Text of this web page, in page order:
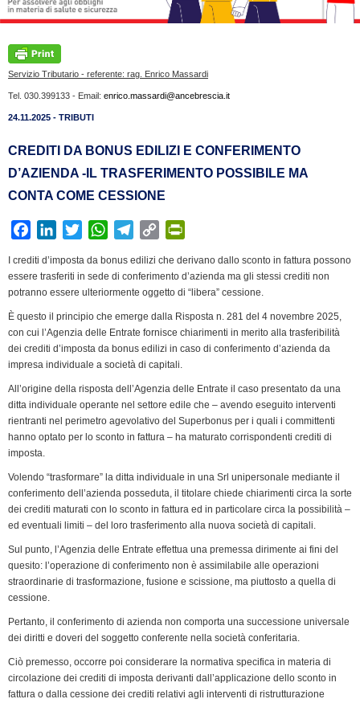
Servizio Tributario - referente: rag. Enrico Massardi
Tel. 030.399133 - Email: enrico.massardi@ancebrescia.it
24.11.2025 - TRIBUTI
CREDITI DA BONUS EDILIZI E CONFERIMENTO
D’AZIENDA -IL TRASFERIMENTO POSSIBILE MA
CONTA COME CESSIONE
c
e
o
o
k
n
k
d
I
n
i
t
e
r
W
a
t
A
p
p
l
e
r
a
m
C
p
y
i
n
k
i
n
F
r
e
n
d
l
I crediti d’imposta da bonus edilizi che derivano dallo sconto in fattura possono
essere trasferiti in sede di conferimento d’azienda ma gli stessi crediti non
potranno essere ulteriormente oggetto di “libera” cessione.
È questo il principio che emerge dalla Risposta n. 281 del 4 novembre 2025,
con cui l’Agenzia delle Entrate fornisce chiarimenti in merito alla trasferibilità
dei crediti d’imposta da bonus edilizi in caso di conferimento d’azienda da
impresa individuale a società di capitali.
All’origine della risposta dell’Agenzia delle Entrate il caso presentato da una
ditta individuale operante nel settore edile che – avendo eseguito interventi
rientranti nel perimetro agevolativo del Superbonus per i quali i committenti
hanno optato per lo sconto in fattura – ha maturato corrispondenti crediti di
imposta.
Volendo “trasformare” la ditta individuale in una Srl unipersonale mediante il
conferimento dell’azienda posseduta, il titolare chiede chiarimenti circa la sorte
dei crediti maturati con lo sconto in fattura ed in particolare circa la possibilità –
ed eventuali limiti – del loro trasferimento alla nuova società di capitali.
Sul punto, l’Agenzia delle Entrate effettua una premessa dirimente ai fini del
quesito: l’operazione di conferimento non è assimilabile alle operazioni
straordinarie di trasformazione, fusione e scissione, ma piuttosto a quella di
cessione.
Pertanto, il conferimento di azienda non comporta una successione universale
dei diritti e doveri del soggetto conferente nella società conferitaria.
Ciò premesso, occorre poi considerare la normativa specifica in materia di
circolazione dei crediti di imposta derivanti dall’applicazione dello sconto in
fattura o dalla cessione dei crediti relativi agli interventi di ristrutturazione